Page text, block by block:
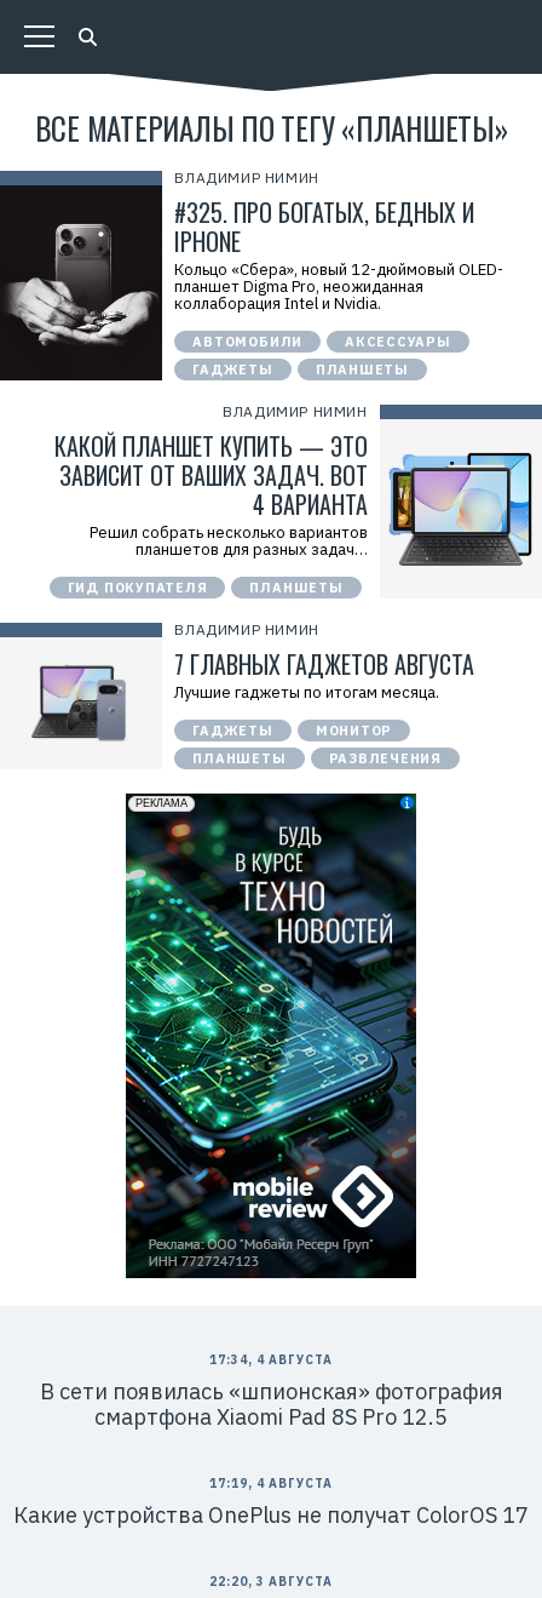
ВСЕ МАТЕРИАЛЫ ПО ТЕГУ «ПЛАНШЕТЫ»
ВЛАДИМИР НИМИН
#325. ПРО БОГАТЫХ, БЕДНЫХ И
IPHONE
Кольцо «Сбера», новый 12-дюймовый OLED-
планшет Digma Pro, неожиданная
коллаборация Intel и Nvidia.
АВТОМОБИЛИ
АКСЕССУАРЫ
ГАДЖЕТЫ
ПЛАНШЕТЫ
ВЛАДИМИР НИМИН
КАКОЙ ПЛАНШЕТ КУПИТЬ — ЭТО
ЗАВИСИТ ОТ ВАШИХ ЗАДАЧ. ВОТ
4 ВАРИАНТА
Решил собрать несколько вариантов
планшетов для разных задач…
ГИД ПОКУПАТЕЛЯ ПЛАНШЕТЫ
ВЛАДИМИР НИМИН
7 ГЛАВНЫХ ГАДЖЕТОВ АВГУСТА
Лучшие гаджеты по итогам месяца.
ГАДЖЕТЫ
МОНИТОР
ПЛАНШЕТЫ
РАЗВЛЕЧЕНИЯ
17:34, 4 АВГУСТА
В сети появилась «шпионская» фотография
смартфона Xiaomi Pad 8S Pro 12.5
17:19, 4 АВГУСТА
Какие устройства OnePlus не получат ColorOS 17
22:20, 3 АВГУСТА